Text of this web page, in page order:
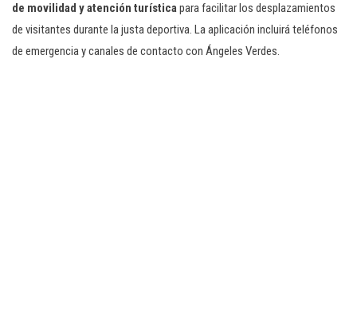
de movilidad y atención turísticapara facilitar los desplazamientos
de visitantes durante la justa deportiva. La aplicación incluirá teléfonos
de emergencia y canales de contacto con Ángeles Verdes.